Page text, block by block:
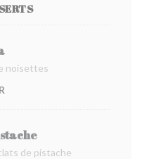
noisettes
de pistache